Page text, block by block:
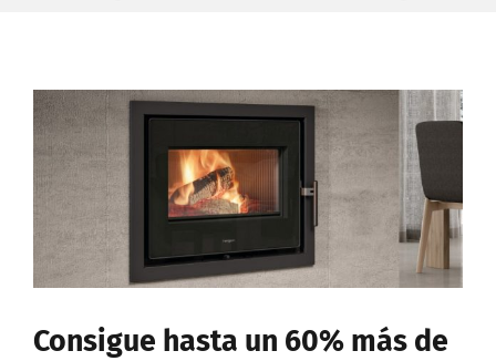
Ver
imagen
grande
Consigue hasta un 60% más de